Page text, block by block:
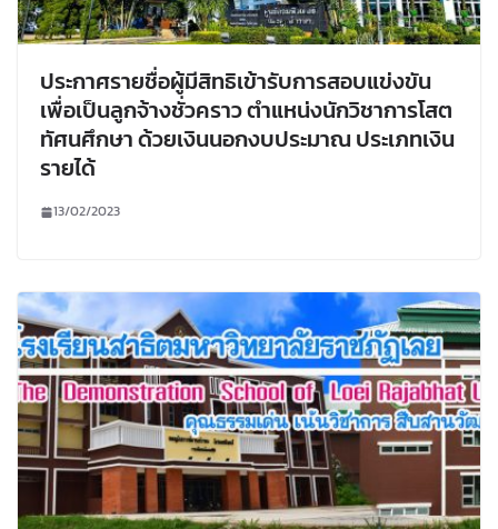
ประกาศรายชื่อผู้มีสิทธิเข้ารับการสอบแข่งขัน
เพื่อเป็นลูกจ้างชั่วคราว ตำแหน่งนักวิชาการโสต
ทัศนศึกษา ด้วยเงินนอกงบประมาณ ประเภทเงิน
รายได้
13/02/2023